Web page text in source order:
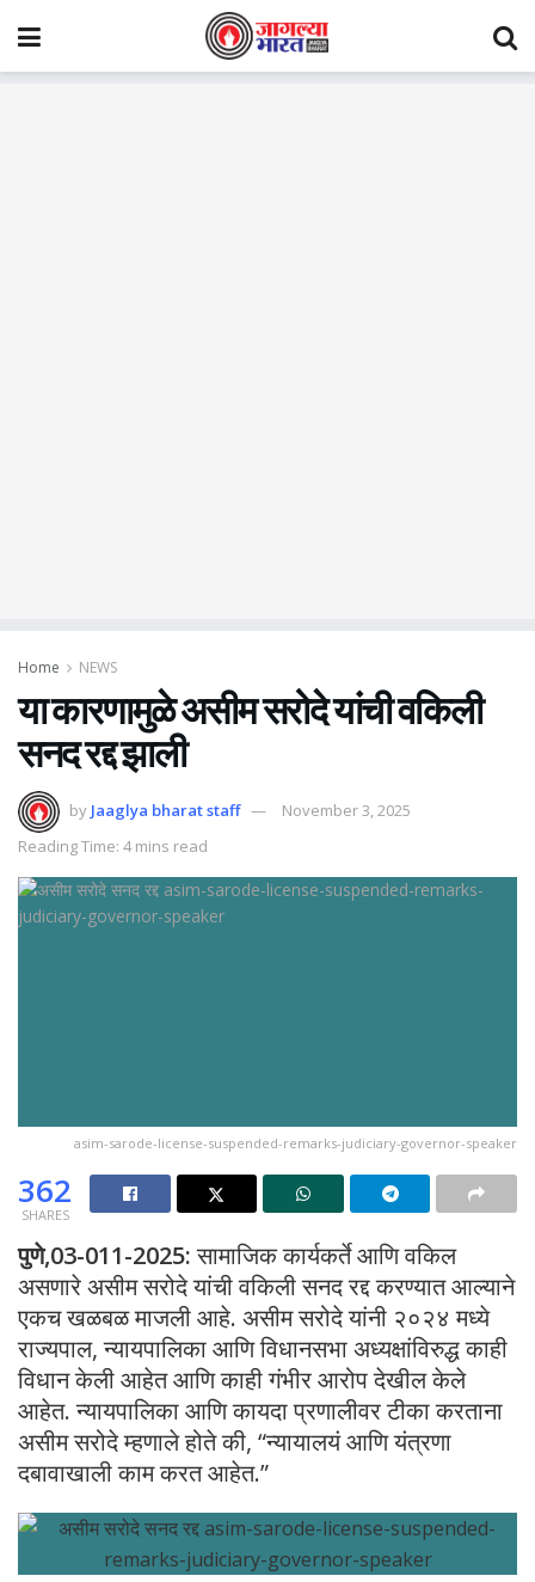
Home NEWS
या कारणामुळे असीम सरोदे यांची वकिली
सनद रद्द झाली
by Jaaglya bharat staff
November 3, 2025
Reading Time: 4 mins read
asim-sarode-license-suspended-remarks-judiciary-governor-speaker
362
SHARES
पुणे,03-011-2025:सामाजिक कार्यकर्ते आणि वकिल
असणारे असीम सरोदे यांची वकिली सनद रद्द करण्यात आल्याने
एकच खळबळ माजली आहे. असीम सरोदे यांनी २०२४ मध्ये
राज्यपाल, न्यायपालिका आणि विधानसभा अध्यक्षांविरुद्ध काही
विधान केली आहेत आणि काही गंभीर आरोप देखील केले
आहेत. न्यायपालिका आणि कायदा प्रणालीवर टीका करताना
असीम सरोदे म्हणाले होते की, “न्यायालयं आणि यंत्रणा
दबावाखाली काम करत आहेत.”